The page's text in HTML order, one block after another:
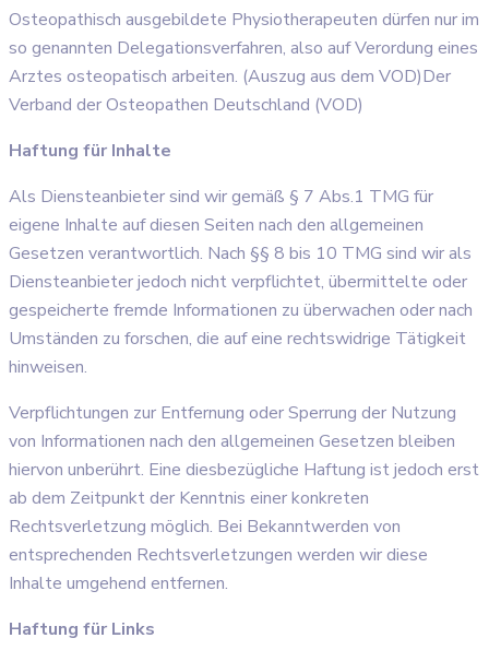
Osteopathisch ausgebildete Physiotherapeuten dürfen nur im
so genannten Delegationsverfahren, also auf Verordung eines
Arztes osteopatisch arbeiten. (Auszug aus dem VOD)Der
Verband der Osteopathen Deutschland (VOD)
Haftung für Inhalte
Als Diensteanbieter sind wir gemäß § 7 Abs.1 TMG für
eigene Inhalte auf diesen Seiten nach den allgemeinen
Gesetzen verantwortlich. Nach §§ 8 bis 10 TMG sind wir als
Diensteanbieter jedoch nicht verpflichtet, übermittelte oder
gespeicherte fremde Informationen zu überwachen oder nach
Umständen zu forschen, die auf eine rechtswidrige Tätigkeit
hinweisen.
Verpflichtungen zur Entfernung oder Sperrung der Nutzung
von Informationen nach den allgemeinen Gesetzen bleiben
hiervon unberührt. Eine diesbezügliche Haftung ist jedoch erst
ab dem Zeitpunkt der Kenntnis einer konkreten
Rechtsverletzung möglich. Bei Bekanntwerden von
entsprechenden Rechtsverletzungen werden wir diese
Inhalte umgehend entfernen.
Haftung für Links